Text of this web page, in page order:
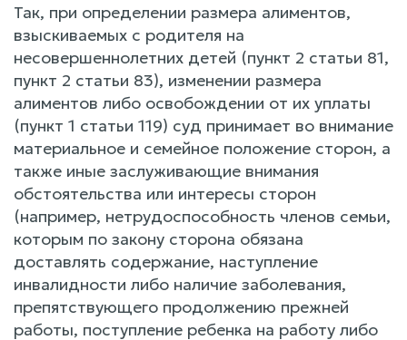
Так, при определении размера алиментов,
взыскиваемых с родителя на
несовершеннолетних детей (пункт 2 статьи 81,
пункт 2 статьи 83), изменении размера
алиментов либо освобождении от их уплаты
(пункт 1 статьи 119) суд принимает во внимание
материальное и семейное положение сторон, а
также иные заслуживающие внимания
обстоятельства или интересы сторон
(например, нетрудоспособность членов семьи,
которым по закону сторона обязана
доставлять содержание, наступление
инвалидности либо наличие заболевания,
препятствующего продолжению прежней
работы, поступление ребенка на работу либо